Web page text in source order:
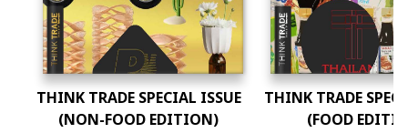
THINK TRADE SPECIAL ISSUE
(NON-FOOD EDITION)
THINK TRADE
(FOOD